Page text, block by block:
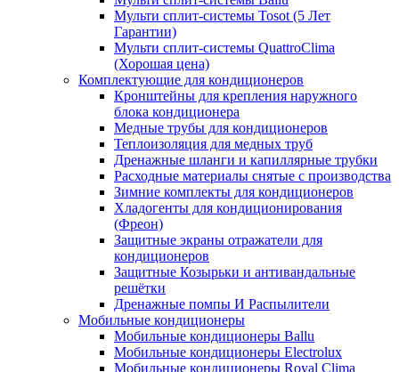
Мульти сплит-системы Tosot (5 Лет
Гарантии)
Мульти сплит-системы QuattroClima
(Хорошая цена)
Комплектующие для кондиционеров
Кронштейны для крепления наружного
блока кондиционера
Медные трубы для кондиционеров
Теплоизоляция для медных труб
Дренажные шланги и капиллярные трубки
Расходные материалы снятые с производства
Зимние комплекты для кондиционеров
Хладогенты для кондиционирования
(Фреон)
Защитные экраны отражатели для
кондиционеров
Защитные Козырьки и антивандальные
решётки
Дренажные помпы И Распылители
Мобильные кондиционеры
Мобильные кондиционеры Ballu
Мобильные кондиционеры Electrolux
Мобильные кондиционеры Royal Clima